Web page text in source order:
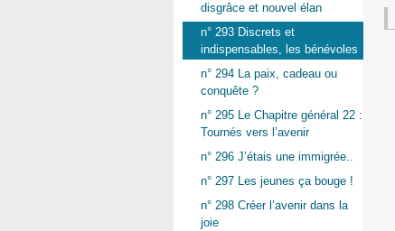
disgrâce et nouvel élan
n° 293 Discrets et
indispensables, les bénévoles
n° 294 La paix, cadeau ou
conquête ?
n° 295 Le Chapitre général 22 :
Tournés vers l’avenir
n° 296 J’étais une immigrée..
n° 297 Les jeunes ça bouge !
n° 298 Créer l’avenir dans la
joie